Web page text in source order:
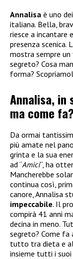
Annalisa è uno
italiana. Bella,
riesce a incantare
presenza scenica.
mostra sempre un
segreto? Cosa
forma?
Annalisa, in
ma come fa?
Da ormai
più amate nel
grinta e la sua
ad “Amici“, ha
Mancherebbe
continua così,
canore, Annalisa
impeccabile. Il
compirà 41 anni
decina in meno.
segreto? Come
tutto tra dieta e
insieme tutti i suoi